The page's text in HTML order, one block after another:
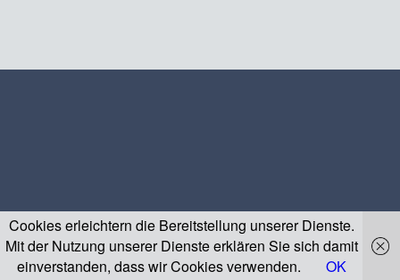
Cookies erleichtern die Bereitstellung unserer Dienste.
Mit der Nutzung unserer Dienste erklären Sie sich damit
einverstanden, dass wir Cookies verwenden.
OK